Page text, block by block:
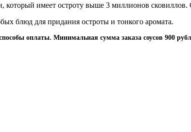
который имеет остроту выше 3 миллионов
блюд для придания остроты и тонкого аромата.
оплаты. Минимальная сумма заказа соусов 900